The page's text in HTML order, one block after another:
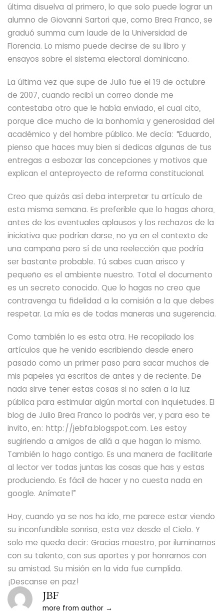
última disuelva al primero, lo que solo puede lograr un
alumno de Giovanni Sartori que, como Brea Franco, se
graduó summa cum laude de la Universidad de
Florencia. Lo mismo puede decirse de su libro y
ensayos sobre el sistema electoral dominicano.
La última vez que supe de Julio fue el 19 de octubre
de 2007, cuando recibí un correo donde me
contestaba otro que le había enviado, el cual cito,
porque dice mucho de la bonhomía y generosidad del
académico y del hombre público. Me decía: “Eduardo,
pienso que haces muy bien si dedicas algunas de tus
entregas a esbozar las concepciones y motivos que
explican el anteproyecto de reforma constitucional.
Creo que quizás así deba interpretar tu artículo de
esta misma semana. Es preferible que lo hagas ahora,
antes de los eventuales aplausos y los rechazos de la
iniciativa que podrían darse, no ya en el contexto de
una campaña pero sí de una reelección que podría
ser bastante probable. Tú sabes cuan arisco y
pequeño es el ambiente nuestro. Total el documento
es un secreto conocido. Que lo hagas no creo que
contravenga tu fidelidad a la comisión a la que debes
respetar. La mía es de todas maneras una sugerencia.
Como también lo es esta otra. He recopilado los
artículos que he venido escribiendo desde enero
pasado como un primer paso para sacar muchos de
mis papeles ya escritos de antes y de reciente. De
nada sirve tener estas cosas si no salen a la luz
pública para estimular algún mortal con inquietudes. El
blog de Julio Brea Franco lo podrás ver, y para eso te
invito, en: http://jebfa.blogspot.com. Les estoy
sugiriendo a amigos de allá a que hagan lo mismo.
También lo hago contigo. Es una manera de facilitarle
al lector ver todas juntas las cosas que has y estas
produciendo. Es fácil de hacer y no cuesta nada en
google. Anímate!”
Hoy, cuando ya se nos ha ido, me parece estar viendo
su inconfundible sonrisa, esta vez desde el Cielo. Y
solo me queda decir: Gracias maestro, por iluminarnos
con su talento, con sus aportes y por honrarnos con
su amistad. Su misión en la vida fue cumplida.
¡Descanse en paz!
JBF
more from author